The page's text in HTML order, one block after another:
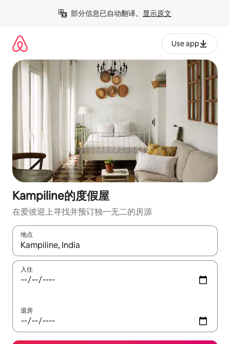
部分信息已自动翻译。 显示原文
Use app
Kampiline的度假屋
在爱彼迎上寻找并预订独一无二的房源
地点
如有搜索结果，请使用上下方向键查看，或通过点击或滑动手势
入住
退房